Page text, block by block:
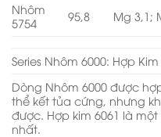
Nhôm
5754
95,8 Mg 3,1;
Series Nhôm 6000: Hợp
Dòng Nhôm 6000 được
thể kết tủa cứng, nhưng
được. Hợp kim 6061 là
nhất.